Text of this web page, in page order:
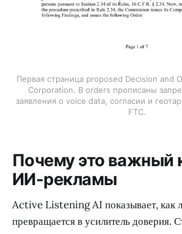
Первая страница proposed Decision and
Corporation. В orders прописаны
заявления о voice data, согласии и
FTC.
Почему это важный
ИИ-рекламы
Active Listening AI показывает, как
превращается в усилитель доверия.